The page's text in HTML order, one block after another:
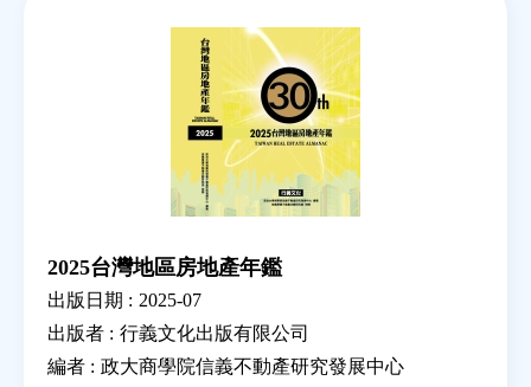
2025台灣地區房地產年鑑
出版日期 : 2025-07
出版者 : 行義文化出版有限公司
編者 : 政大商學院信義不動產研究發展中心